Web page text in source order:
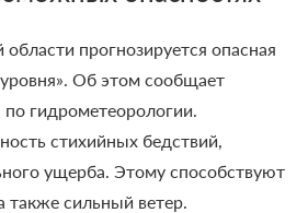
прогнозируется опасная
Об этом сообщает
гидрометеорологии.
стихийных бедствий,
ущерба. Этому способствуют
также сильный ветер.